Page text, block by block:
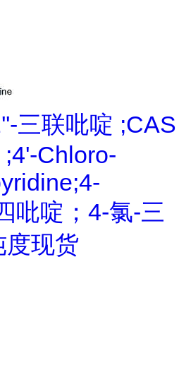
三联吡啶 ;CAS
Chloro-
吡啶；4-氯-三
度现货